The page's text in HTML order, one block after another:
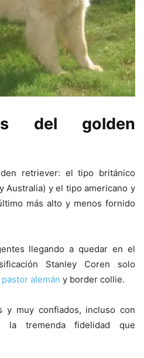
del golden
retriever: el tipo británico
Australia) y el tipo americano y
más alto y menos fornido
llegando a quedar en el
Stanley Coren solo
pastor alemán y border collie.
y muy confiados, incluso con
la tremenda fidelidad que